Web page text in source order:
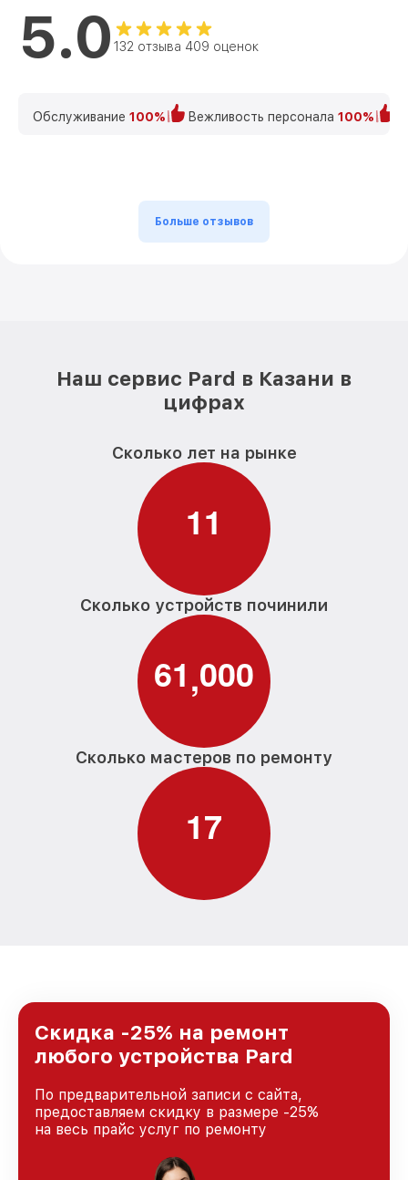
5.0 132 отзыва 409 оценок
Обслуживание 100% Вежливость персонала 100%
Больше отзывов
Наш сервис Pard в Казани в
цифрах
Сколько лет на рынке
11
Сколько устройств починили
61,000
Сколько мастеров по ремонту
17
Скидка -25% на ремонт
любого устройства Pard
По предварительной записи с сайта,
предоставляем скидку в размере -25%
на весь прайс услуг по ремонту